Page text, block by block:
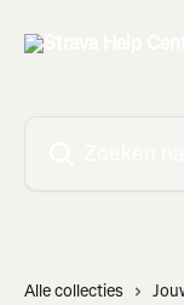
Alle collecties